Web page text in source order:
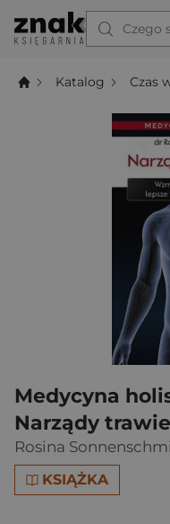
Czego
Katalog Czas
Medycyna
Narządy
Rosina
KSIĄŻKA